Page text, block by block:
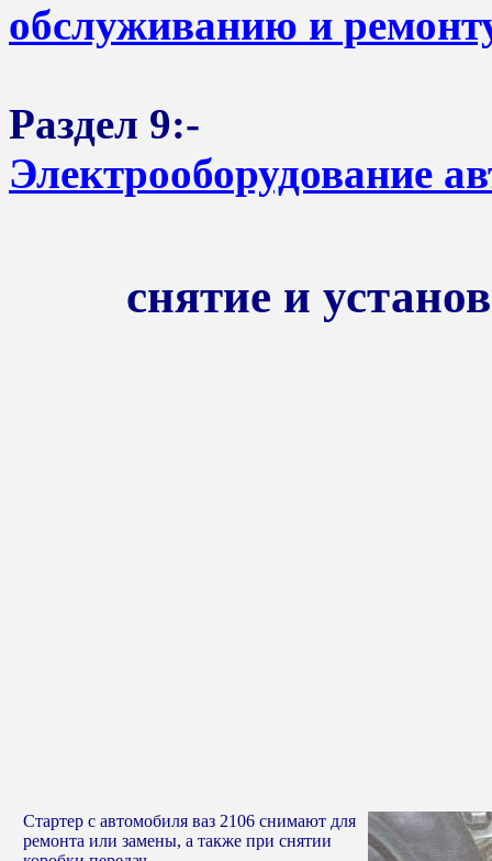
обслуживанию и
Раздел 9:-
Электрооборудование
снятие и
Стартер с автомобиля ваз 2106 снимают для
ремонта или замены, а также при снятии